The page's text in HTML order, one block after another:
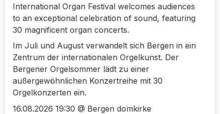
International Organ Festival welcomes audiences
to an exceptional celebration of sound, featuring
30 magnificent organ concerts.
Im Juli und August verwandelt sich Bergen in ein
Zentrum der internationalen Orgelkunst. Der
Bergener Orgelsommer lädt zu einer
außergewöhnlichen Konzertreihe mit 30
Orgelkonzerten ein.
16.08.2026 19:30 @ Bergen domkirke